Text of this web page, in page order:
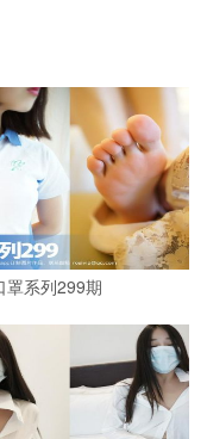
罩系列299期